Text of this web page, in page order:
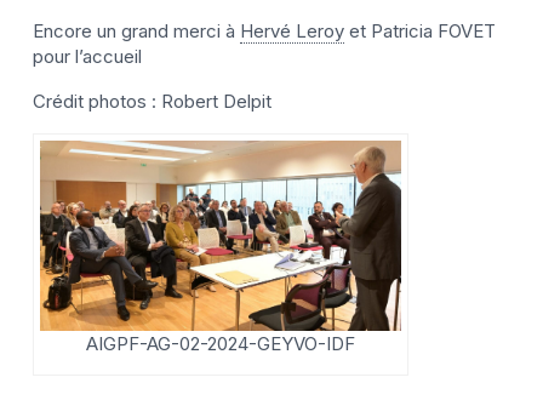
Encore un grand merci à Hervé Leroy et Patricia FOVET
pour l’accueil
Crédit photos : Robert Delpit
AIGPF-AG-02-2024-GEYVO-IDF